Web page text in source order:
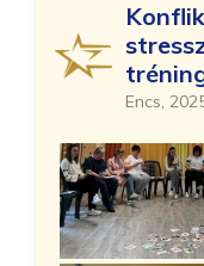
Encs,